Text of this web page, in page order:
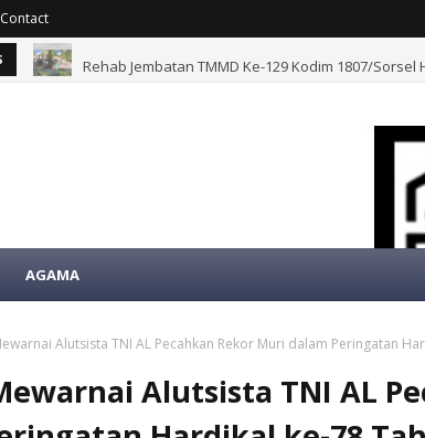
Contact
Rehab Jembatan TMMD Ke-129 Kodim 1807/
AGAMA
Alutsista TNI AL Pecahkan Rekor Muri dalam Peringatan
Alutsista TNI AL